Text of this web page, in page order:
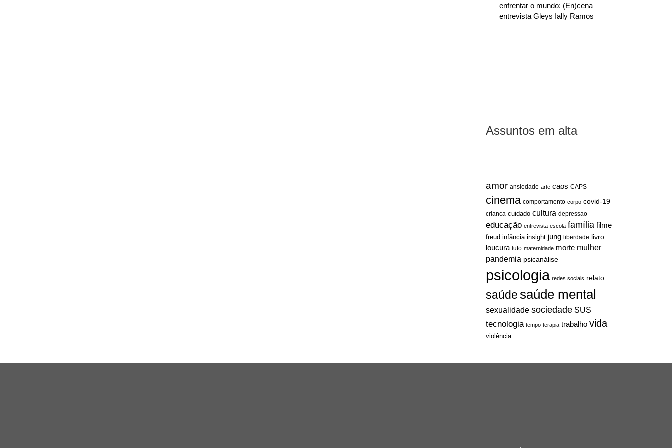
enfrentar o mundo: (En)cena
entrevista Gleys Ially Ramos
Assuntos em alta
amor ansiedade arte caos CAPS
cinema comportamento corpo covid-19
crianca cuidado cultura depressao
educação entrevista escola família filme
freud infância insight jung liberdade livro
loucura luto maternidade morte mulher
pandemia psicanálise
psicologia redes sociais relato
saúdesaúde mental
sexualidade sociedade SUS
tecnologia tempo terapia trabalho vida
violência